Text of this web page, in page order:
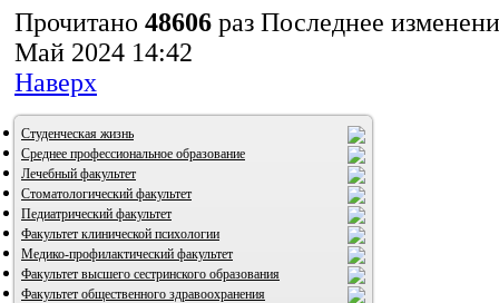
Прочитано 48606 раз Последнее
Май 2024 14:42
Наверх
Студенческая жизнь
Среднее профессиональное образование
Лечебный факультет
Стоматологический факультет
Педиатрический факультет
Факультет клинической психологии
Медико-профилактический факультет
Факультет высшего сестринского образования
Факультет общественного здравоохранения